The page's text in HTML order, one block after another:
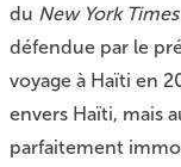
du New York Times
défendue par le
voyage à Haïti en
envers Haïti, mais
parfaitement